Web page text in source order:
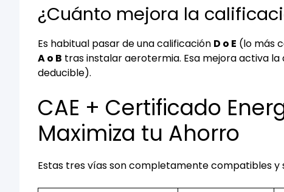
¿Cuánto mejora la
Es habitual pasar de una calificación D o E (lo más
A o B tras instalar aerotermia. Esa mejora activa la
deducible).
CAE + Certificado
Maximiza tu Ahorro
Estas tres vías son completamente compatibles y